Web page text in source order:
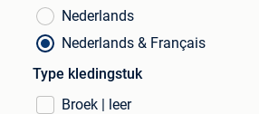
Nederlands
Nederlands & Français
Type kledingstuk
Broek | leer